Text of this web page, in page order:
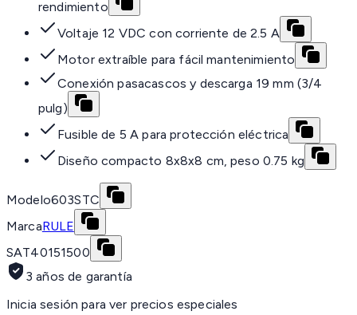
rendimiento
Voltaje 12 VDC con corriente de 2.5 A
Motor extraíble para fácil mantenimiento
Conexión pasacascos y descarga 19 mm (3/4
pulg)
Fusible de 5 A para protección eléctrica
Diseño compacto 8x8x8 cm, peso 0.75 kg
Modelo603STC
MarcaRULE
SAT40151500
3 años de garantía
Inicia sesión para ver precios especiales